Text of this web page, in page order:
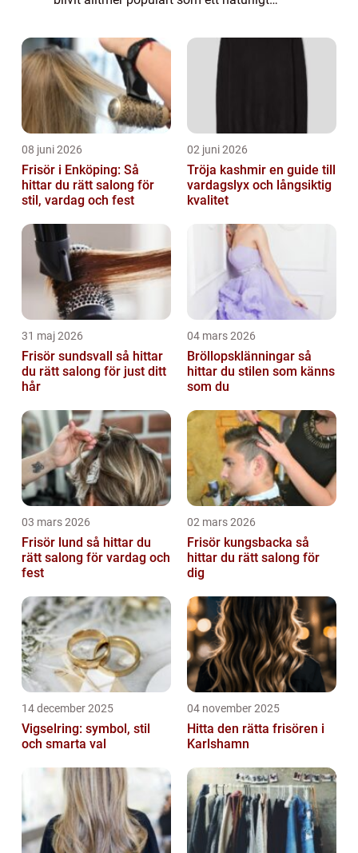
på huden. Pigmentfläckar, ...
08 juni 2026
Frisör i Enköping: Så
hittar du rätt salong för
stil, vardag och fest
02 juni 2026
Tröja kashmir en guide till
vardagslyx och långsiktig
kvalitet
31 maj 2026
Frisör sundsvall så hittar
du rätt salong för just ditt
hår
04 mars 2026
Bröllopsklänningar så
hittar du stilen som känns
som du
03 mars 2026
Frisör lund så hittar du
rätt salong för vardag och
fest
02 mars 2026
Frisör kungsbacka så
hittar du rätt salong för
dig
14 december 2025
Vigselring: symbol, stil
och smarta val
04 november 2025
Hitta den rätta frisören i
Karlshamn